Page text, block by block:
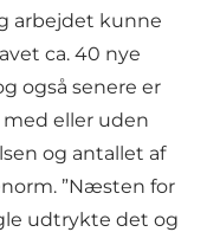
arbejdet kunne
ca. 40 nye
også senere er
eller uden
og antallet af
”Næsten for
udtrykte det og